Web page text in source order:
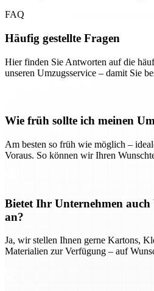
FAQ
Häufig gestellte Fragen
Hier finden Sie Antworten auf die
unseren Umzugsservice – damit Sie
Wie früh sollte ich meinen
Am besten so früh wie möglich –
Voraus. So können wir Ihren
Bietet Ihr Unternehmen
an?
Ja, wir stellen Ihnen gerne Kartons,
Materialien zur Verfügung – auf